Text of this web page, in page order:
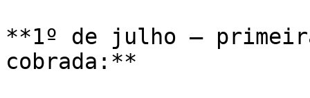
**1º de julho —
cobrada:**